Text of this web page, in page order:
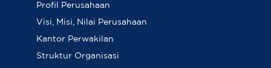
Profil Perusahaan
Visi, Misi, Nilai Perusahaan
Kantor Perwakilan
Struktur Organisasi